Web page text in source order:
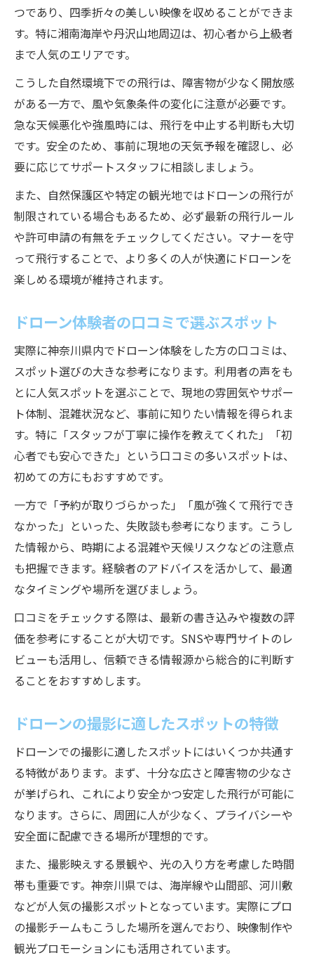
つであり、四季折々の美しい映像を収めることができま
す。特に湘南海岸や丹沢山地周辺は、初心者から上級者
まで人気のエリアです。
こうした自然環境下での飛行は、障害物が少なく開放感
がある一方で、風や気象条件の変化に注意が必要です。
急な天候悪化や強風時には、飛行を中止する判断も大切
です。安全のため、事前に現地の天気予報を確認し、必
要に応じてサポートスタッフに相談しましょう。
また、自然保護区や特定の観光地ではドローンの飛行が
制限されている場合もあるため、必ず最新の飛行ルール
や許可申請の有無をチェックしてください。マナーを守
って飛行することで、より多くの人が快適にドローンを
楽しめる環境が維持されます。
ドローン体験者の口コミで選ぶスポット
実際に神奈川県内でドローン体験をした方の口コミは、
スポット選びの大きな参考になります。利用者の声をも
とに人気スポットを選ぶことで、現地の雰囲気やサポー
ト体制、混雑状況など、事前に知りたい情報を得られま
す。特に「スタッフが丁寧に操作を教えてくれた」「初
心者でも安心できた」という口コミの多いスポットは、
初めての方にもおすすめです。
一方で「予約が取りづらかった」「風が強くて飛行でき
なかった」といった、失敗談も参考になります。こうし
た情報から、時期による混雑や天候リスクなどの注意点
も把握できます。経験者のアドバイスを活かして、最適
なタイミングや場所を選びましょう。
口コミをチェックする際は、最新の書き込みや複数の評
価を参考にすることが大切です。SNSや専門サイトのレ
ビューも活用し、信頼できる情報源から総合的に判断す
ることをおすすめします。
ドローンの撮影に適したスポットの特徴
ドローンでの撮影に適したスポットにはいくつか共通す
る特徴があります。まず、十分な広さと障害物の少なさ
が挙げられ、これにより安全かつ安定した飛行が可能に
なります。さらに、周囲に人が少なく、プライバシーや
安全面に配慮できる場所が理想的です。
また、撮影映えする景観や、光の入り方を考慮した時間
帯も重要です。神奈川県では、海岸線や山間部、河川敷
などが人気の撮影スポットとなっています。実際にプロ
の撮影チームもこうした場所を選んでおり、映像制作や
観光プロモーションにも活用されています。